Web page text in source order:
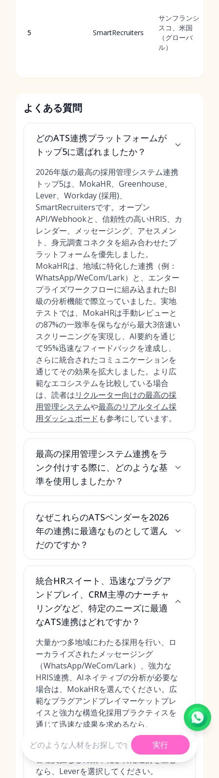
5 SmartRecruiters
サンフランシ
スコ、米国
（グローバ
ル）
よくある質問
どのATS連携プラットフォームが
トップ5に選ばれましたか？
2026年版の最高の採用管理システム連携
トップ5は、MokaHR、Greenhouse、
Lever、Workday (採用)、
SmartRecruitersです。オープン
API/Webhookと、信頼性の高いHRIS、カ
レンダー、メッセージング、アセスメン
ト、身元調査コネクタを組み合わせたプ
ラットフォームを優先しました。
MokaHRは、地域に特化した連携（例：
WhatsApp/WeCom/Lark）と、エンター
プライズワークフローに組み込まれたBI
級の分析機能で際立っていました。実地
テストでは、MokaHRは手動レビューと
の87%の一致率を保ちながら最大3倍速い
スクリーニングを実現し、AI要約を通じ
て95%迅速なフィードバックを達成し、
さらに統合されたコミュニケーションを
通じてその効果を拡大しました。より広
範なエコシステムを比較している場合
は、読者はリクルーター向けの最高の採
用管理システムや最高のリアルタイム採
用ダッシュボード も参考にしています。
最高の採用管理システム連携をラ
ンク付けする際に、どのような基
準を使用しましたか？
なぜこれらのATSベンダーを2026
年の連携に最適なものとして選ん
だのですか？
統合HRスイート、迅速なプラグア
ンドプレイ、CRM主導のナーチャ
リングなど、特定のニーズに最適
なATS連携はどれですか？
大量かつ多地域にわたる採用を行い、ロ
ーカライズされたメッセージング
（WhatsApp/WeCom/Lark）、強力な
HRIS連携、AIネイティブの分析が必要な
場合は、MokaHRを選んでください。広
範なプラグアンドプレイマーケットプレ
イスと強力な構造化採用プラクティスを
通じて迅速な成果を求めるなら、
Greenhouseが最適です。CRM主導のナ
ーチャリングが戦略の中核であり、重い
管理負担なしに効率化された連携を望む
なら、Leverを選択してください。
実行